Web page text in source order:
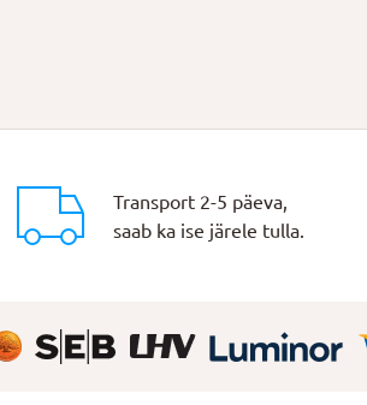
Transport 2-5 päeva,
saab ka ise järele tulla.